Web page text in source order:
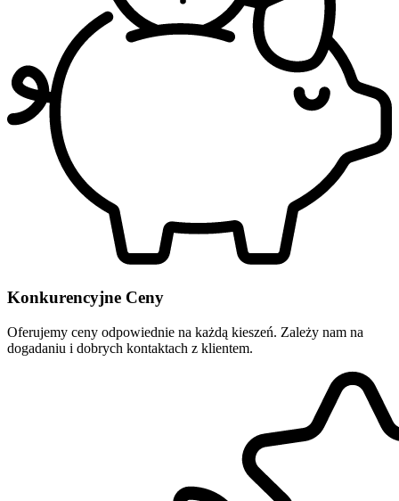
Konkurencyjne Ceny
Oferujemy ceny odpowiednie na każdą kieszeń. Zależy nam na
dogadaniu i dobrych kontaktach z klientem.